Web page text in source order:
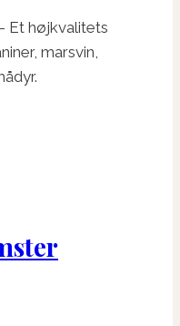
Et højkvalitets
marsvin,